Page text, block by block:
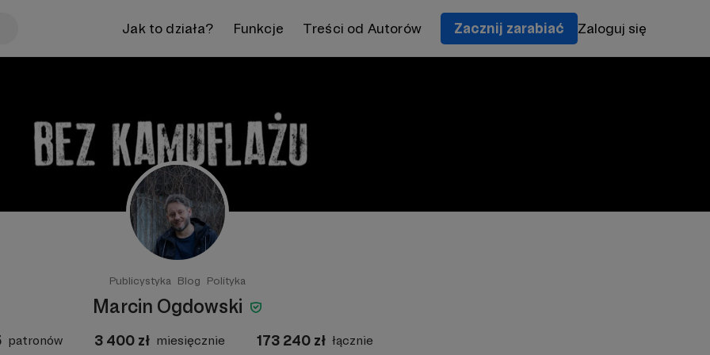
Jak to działa? Funkcje Treści od Autorów Zacznij zarabiać Zaloguj się
Publicystyka Blog Polityka
Marcin Ogdowski
patronów 3 400 zł miesięcznie 173 240 zł łącznie